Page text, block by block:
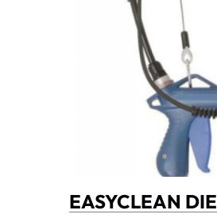
EASYCLEAN DIE